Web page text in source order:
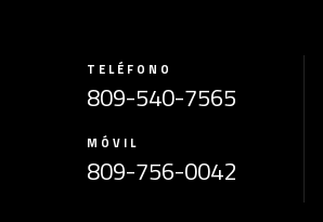
TELÉFONO
809-540-7565
MÓVIL
809-756-0042